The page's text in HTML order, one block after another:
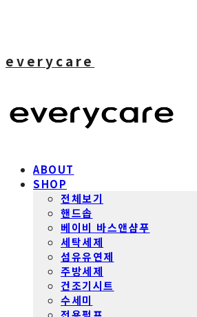
everycare
ABOUT
SHOP
전체보기
핸드솝
베이비 바스앤샴푸
세탁세제
섬유유연제
주방세제
건조기시트
수세미